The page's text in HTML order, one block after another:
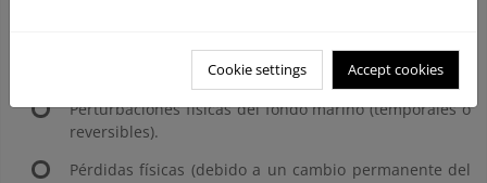
Perturbaciones físicas del fondo marino (temporales o
reversibles).
Pérdidas físicas (debido a un cambio permanente del
Cookie settings Accept cookies